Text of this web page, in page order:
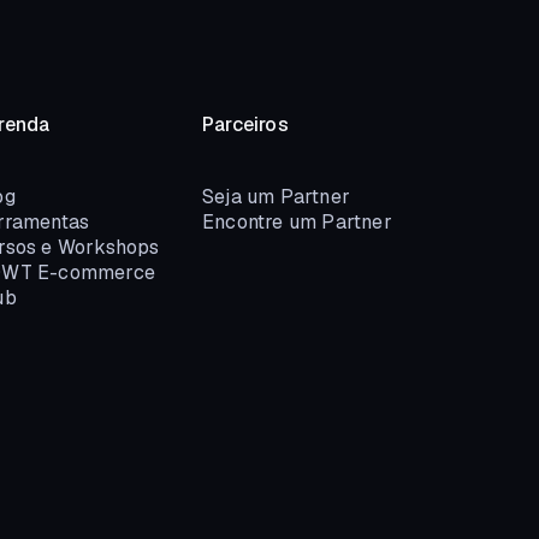
e Workshops
E-commerce
Parceiros
Seja um Partner
Encontre um Partner